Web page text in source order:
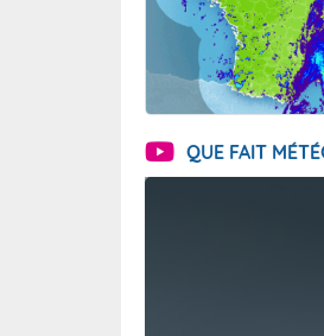
QUE FAIT